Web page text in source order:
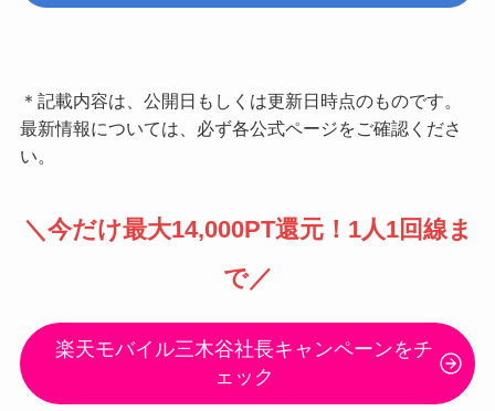
＊記載内容は、公開日もしくは更新日時点のものです。
最新情報については、必ず各公式ページをご確認くださ
い。
＼今だけ最大14,000PT還元！1人1回線ま
で／
楽天モバイル三木谷社長キャンペーンをチ
ェック